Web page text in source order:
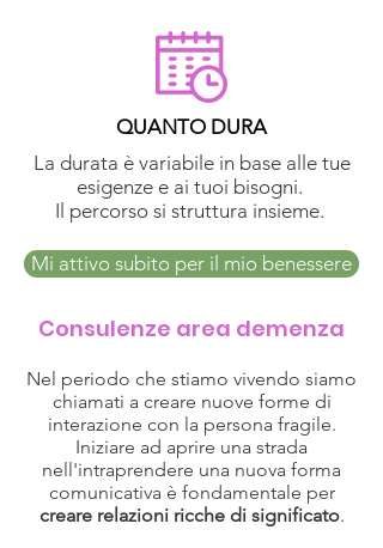
QUANTO DURA
La durata è variabile in base alle tue
esigenze e ai tuoi bisogni.
Il percorso si struttura insieme.
Mi attivo subito per il mio benessere
Consulenze area demenza
Nel periodo che stiamo vivendo siamo
chiamati a creare nuove forme di
interazione con la persona fragile.
Iniziare ad aprire una strada
nell'intraprendere una nuova forma
comunicativa è fondamentale per
creare relazioni ricche di significato.